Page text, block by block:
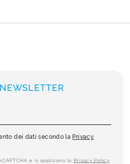
NEWSLETTER
dei dati secondo la Privacy
e si applicano la Privacy Policy